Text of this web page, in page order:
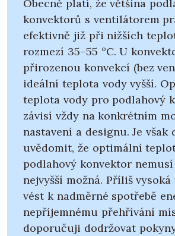
Obecně platí, že většina
konvektorů s ventilátorem
efektivně již při nižších
rozmezí 35–55 °C. U
přirozenou konvekcí (bez
ideální teplota vody vyšší.
teplota vody pro podlahový
závisí vždy na konkrétním
nastavení a designu. Je však
uvědomit, že optimální
podlahový konvektor
nejvyšší možná. Příliš
vést k nadměrné spotřebě
nepříjemnému přehřívání
doporučuji dodržovat